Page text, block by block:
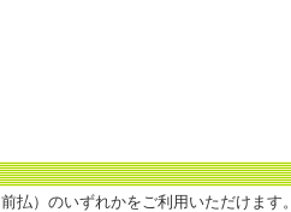
払）のいずれかをご利用いただけます。